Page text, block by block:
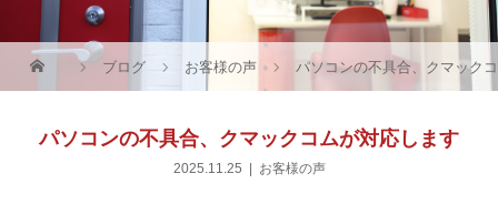
ブログ お客様の声 パソコンの不具合、クマック
パソコンの不具合、クマックコムが対応します
2025.11.25 お客様の声